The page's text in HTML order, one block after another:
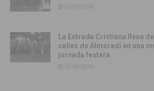
03/08/2026
La Entrada Cristiana llena
calles de Almoradí en una
jornada festera
02/08/2026